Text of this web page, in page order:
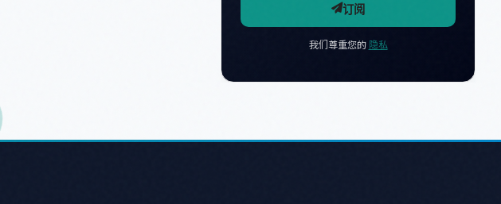
订阅
我们尊重您的 隐私